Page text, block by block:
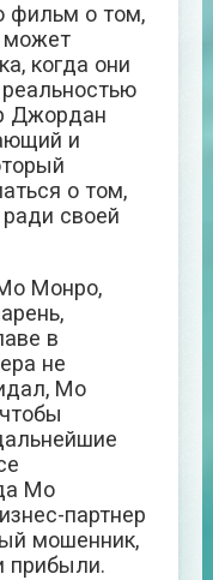
фильм о том,
может
когда они
Джордан
и
о том,
ради своей
Монро,
в
не
Мо
Мо
партнер
мошенник,
прибыли.